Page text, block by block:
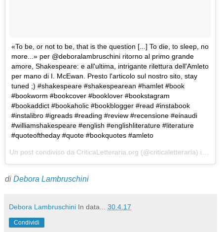
«To be, or not to be, that is the question [...] To die, to sleep, no
more...» per @deboralambruschini ritorno al primo grande
amore, Shakespeare: e all'ultima, intrigante rilettura dell'Amleto
per mano di I. McEwan. Presto l'articolo sul nostro sito, stay
tuned ;) #shakespeare #shakespearean #hamlet #book
#bookworm #bookcover #booklover #bookstagram
#bookaddict #bookaholic #bookblogger #read #instabook
#instalibro #igreads #reading #review #recensione #einaudi
#williamshakespeare #english #englishliterature #literature
#quoteoftheday #quote #bookquotes #amleto
di Debora Lambruschini
Debora Lambruschini In data... 30.4.17
Condividi